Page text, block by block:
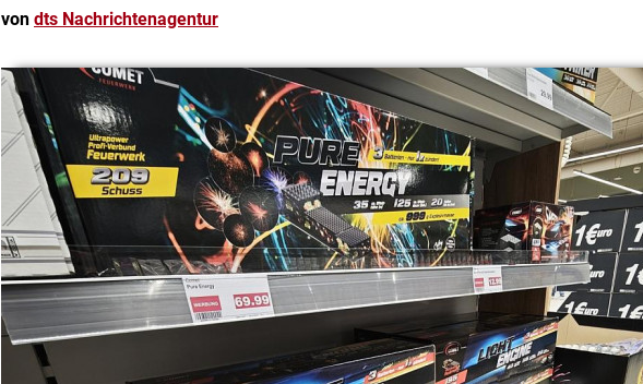
von dts Nachrichtenagentur